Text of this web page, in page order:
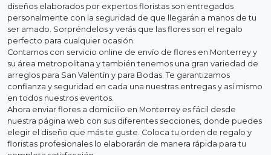
diseños elaborados por expertos floristas son entregados
personalmente con la seguridad de que llegarán a manos de tu
ser amado. Sorpréndelos y verás que las flores son el regalo
perfecto para cualquier ocasión.
Contamos con servicio online de envío de flores en Monterrey y
su área metropolitana y también tenemos una gran variedad de
arreglos para San Valentín y para Bodas. Te garantizamos
confianza y seguridad en cada una nuestras entregas y así mismo
en todos nuestros eventos.
Ahora enviar flores a domicilio en Monterrey es fácil desde
nuestra página web con sus diferentes secciones, donde puedes
elegir el diseño que más te guste. Coloca tu orden de regalo y
floristas profesionales lo elaborarán de manera rápida para tu